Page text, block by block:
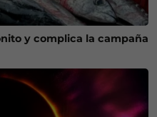
y complica la campaña